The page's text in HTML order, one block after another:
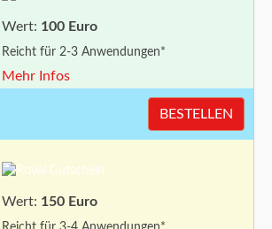
Wert: 100 Euro
Reicht für 2-3 Anwendungen*
Mehr Infos
BESTELLEN
Wert: 150 Euro